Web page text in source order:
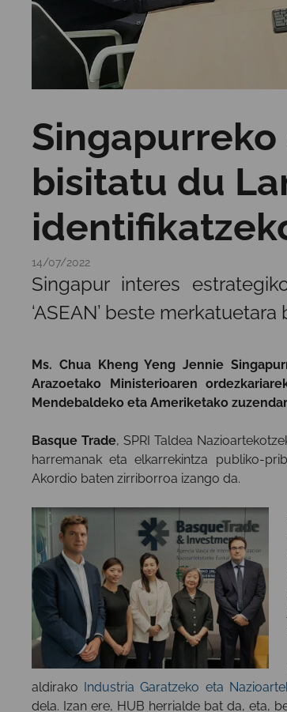
bisitatu du
14/07/2022
Singapur interes
‘ASEAN’ beste
Ms. Chua Kheng Yeng Jennie
Arazoetako Ministerioaren
Mendebaldeko eta Ameriketako
Basque Trade, SPRI Taldea
harremanak eta elkarrekintza publiko-
Akordio baten zirriborroa izango da.
aldirako
Industria Garatzeko eta
dela. Izan ere, HUB herrialde bat da, eta,